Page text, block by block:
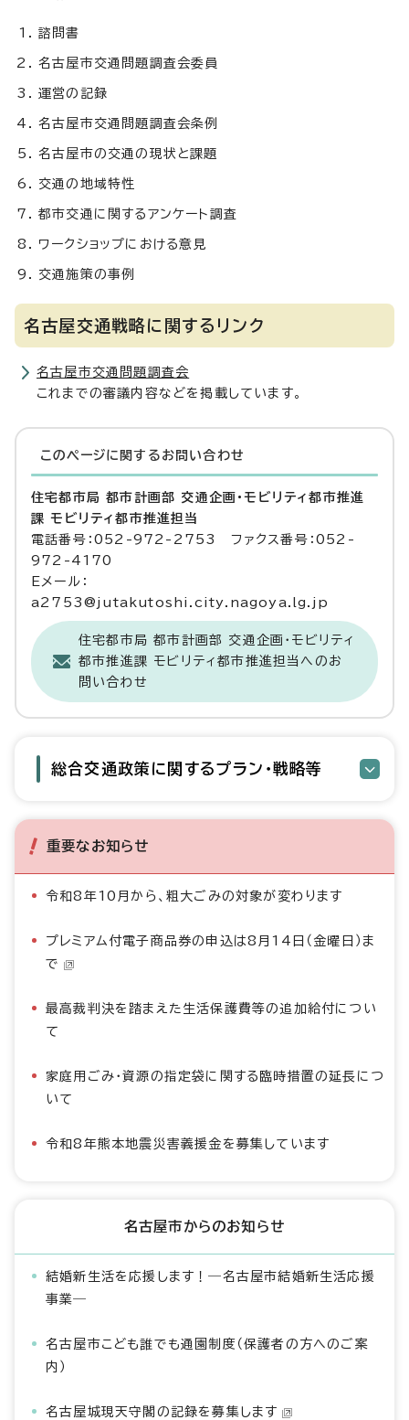
諮問書
名古屋市交通問題調査会委員
運営の記録
名古屋市交通問題調査会条例
名古屋市の交通の現状と課題
交通の地域特性
都市交通に関するアンケート調査
ワークショップにおける意見
交通施策の事例
名古屋交通戦略に関するリンク
名古屋市交通問題調査会
これまでの審議内容などを掲載しています。
このページに関する お問い合わせ
住宅都市局 都市計画部 交通企画・モビリティ都市推進
課 モビリティ都市推進担当
電話番号：052-972-2753 ファクス番号：052-
972-4170
Eメール：
a2753@jutakutoshi.city.nagoya.lg.jp
住宅都市局 都市計画部 交通企画・モビリティ
都市推進課 モビリティ都市推進担当へのお
問い合わせ
総合交通政策に関するプラン・戦略等
重要なお知らせ
令和8年10月から、粗大ごみの対象が変わります
プレミアム付電子商品券の申込は8月14日（金曜日）ま
で
最高裁判決を踏まえた生活保護費等の追加給付につい
て
家庭用ごみ・資源の指定袋に関する臨時措置の延長につ
いて
令和8年熊本地震災害義援金を募集しています
名古屋市からのお知らせ
結婚新生活を応援します！―名古屋市結婚新生活応援
事業―
名古屋市こども誰でも通園制度（保護者の方へのご案
内）
名古屋城現天守閣の記録を募集します